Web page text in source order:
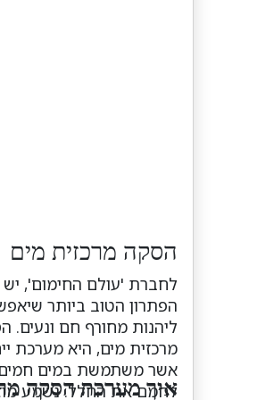
הסקה מרכזית מים
לחברת 'עולם החימום',
הפתרון הטוב ביותר
ליהנות מחורף חם ונעים.
מרכזית מים, היא מערכת
אשר משתמשת במים חמים
לחמם את החלל. נשמע
איך מערכת הסקה